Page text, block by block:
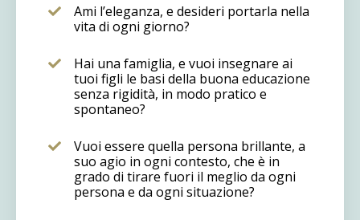
Ami l’eleganza, e desideri portarla nella
vita di ogni giorno?
Hai una famiglia, e vuoi insegnare ai
tuoi figli le basi della buona educazione
senza rigidità, in modo pratico e
spontaneo?
Vuoi essere quella persona brillante, a
suo agio in ogni contesto, che è in
grado di tirare fuori il meglio da ogni
persona e da ogni situazione?